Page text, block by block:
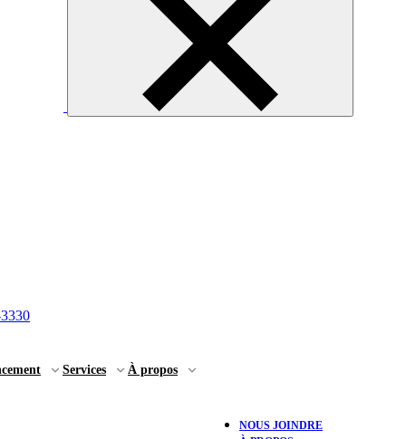
Services À propos
NOUS JOINDRE